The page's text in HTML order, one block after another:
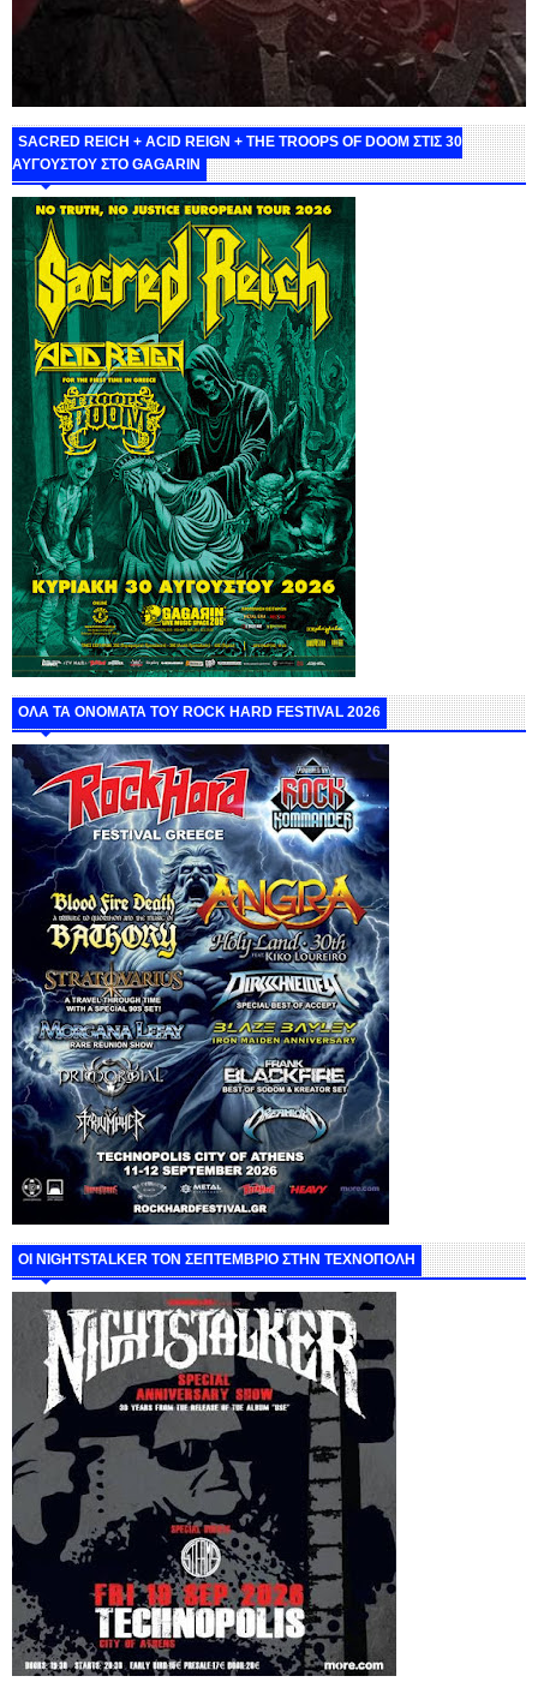
SACRED REICH + ACID REIGN + THE TROOPS OF DOOM ΣΤΙΣ 30
ΑΥΓΟΥΣΤΟΥ ΣΤΟ GAGARIN
ΟΛΑ ΤΑ ΟΝΟΜΑΤΑ ΤΟΥ ROCK HARD FESTIVAL 2026
ΟΙ NIGHTSTALKER ΤΟΝ ΣΕΠΤΕΜΒΡΙΟ ΣΤΗΝ ΤΕΧΝΟΠΟΛΗ